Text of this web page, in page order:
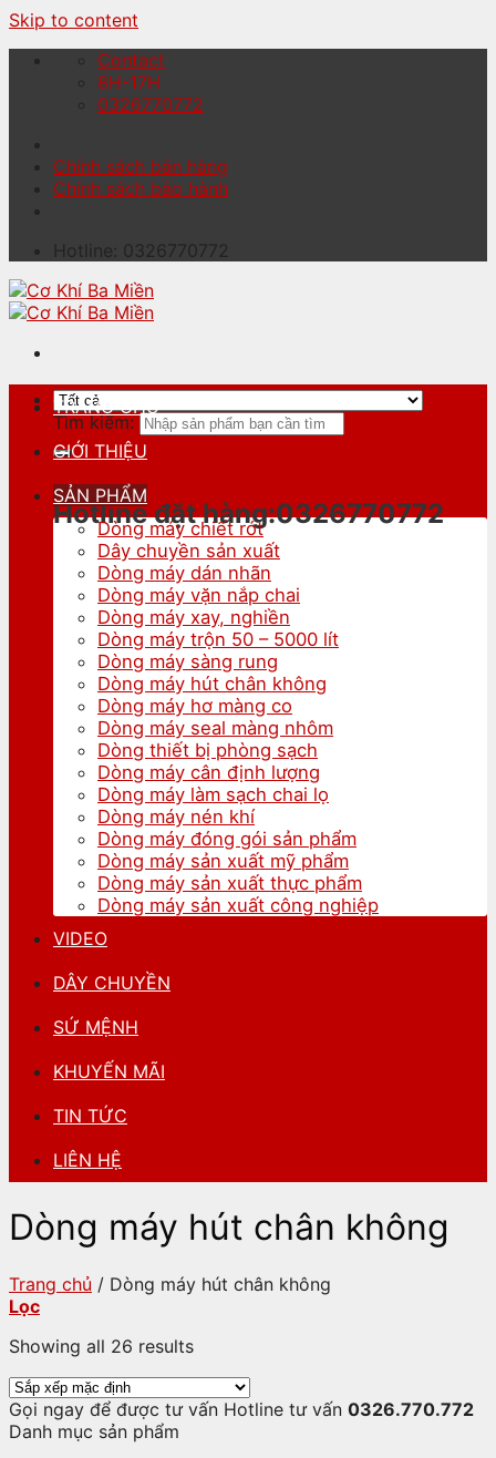
Skip to content
Contact
8H-17H
0326770772
Chính sách bán hàng
Chính sách bảo hành
Hotline: 0326770772
Tìm kiếm:
Hotline đặt hàng:0326770772
TRANG CHỦ
GIỚI THIỆU
SẢN PHẨM
Dòng máy chiết rót
Dây chuyền sản xuất
Dòng máy dán nhãn
Dòng máy vặn nắp chai
Dòng máy xay, nghiền
Dòng máy trộn 50 – 5000 lít
Dòng máy sàng rung
Dòng máy hút chân không
Dòng máy hơ màng co
Dòng máy seal màng nhôm
Dòng thiết bị phòng sạch
Dòng máy cân định lượng
Dòng máy làm sạch chai lọ
Dòng máy nén khí
Dòng máy đóng gói sản phẩm
Dòng máy sản xuất mỹ phẩm
Dòng máy sản xuất thực phẩm
Dòng máy sản xuất công nghiệp
VIDEO
DÂY CHUYỀN
SỨ MỆNH
KHUYẾN MÃI
TIN TỨC
LIÊN HỆ
Dòng máy hút chân không
Trang chủ / Dòng máy hút chân không
Lọc
Showing all 26 results
Gọi ngay để được tư vấn Hotline tư vấn 0326.770.772
Danh mục sản phẩm